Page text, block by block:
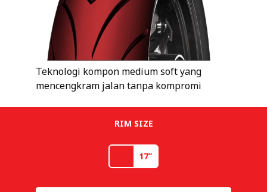
Teknologi kompon medium soft yang
mencengkram jalan tanpa kompromi
RIM SIZE
17’’